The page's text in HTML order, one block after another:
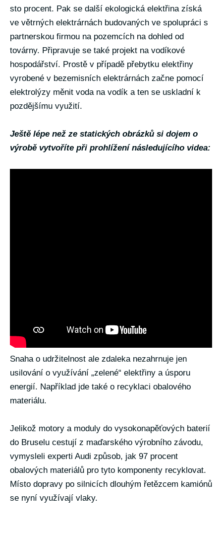
sto procent. Pak se další ekologická elektřina získá
ve větrných elektrárnách budovaných ve spolupráci s
partnerskou firmou na pozemcích na dohled od
továrny. Připravuje se také projekt na vodíkové
hospodářství. Prostě v případě přebytku elektřiny
vyrobené v bezemisních elektrárnách začne pomocí
elektrolýzy měnit voda na vodík a ten se uskladní k
pozdějšímu využití.
Ještě lépe než ze statických obrázků si dojem o
výrobě vytvoříte při prohlížení následujícího videa:
Snaha o udržitelnost ale zdaleka nezahrnuje jen
usilování o využívání „zelené“ elektřiny a úsporu
energií. Například jde také o recyklaci obalového
materiálu.
Jelikož motory a moduly do vysokonapěťových baterií
do Bruselu cestují z maďarského výrobního závodu,
vymysleli experti Audi způsob, jak 97 procent
obalových materiálů pro tyto komponenty recyklovat.
Místo dopravy po silnicích dlouhým řetězcem kamiónů
se nyní využívají vlaky.